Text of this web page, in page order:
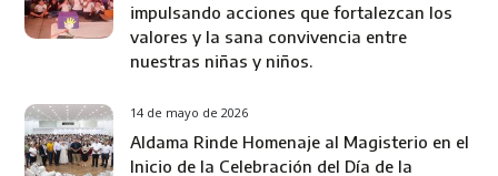
impulsando acciones que fortalezcan los
valores y la sana convivencia entre
nuestras niñas y niños.
14 de mayo de 2026
Aldama Rinde Homenaje al Magisterio en el
Inicio de la Celebración del Día de la